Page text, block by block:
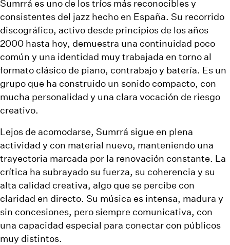
Sumrrá es uno de los tríos más reconocibles y
consistentes del jazz hecho en España. Su recorrido
discográfico, activo desde principios de los años
2000 hasta hoy, demuestra una continuidad poco
común y una identidad muy trabajada en torno al
formato clásico de piano, contrabajo y batería. Es un
grupo que ha construido un sonido compacto, con
mucha personalidad y una clara vocación de riesgo
creativo.
Lejos de acomodarse, Sumrrá sigue en plena
actividad y con material nuevo, manteniendo una
trayectoria marcada por la renovación constante. La
crítica ha subrayado su fuerza, su coherencia y su
alta calidad creativa, algo que se percibe con
claridad en directo. Su música es intensa, madura y
sin concesiones, pero siempre comunicativa, con
una capacidad especial para conectar con públicos
muy distintos.